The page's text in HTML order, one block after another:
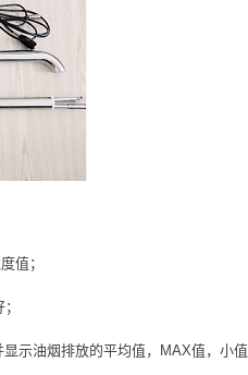
值；
油烟排放的平均值，MAX值，小值